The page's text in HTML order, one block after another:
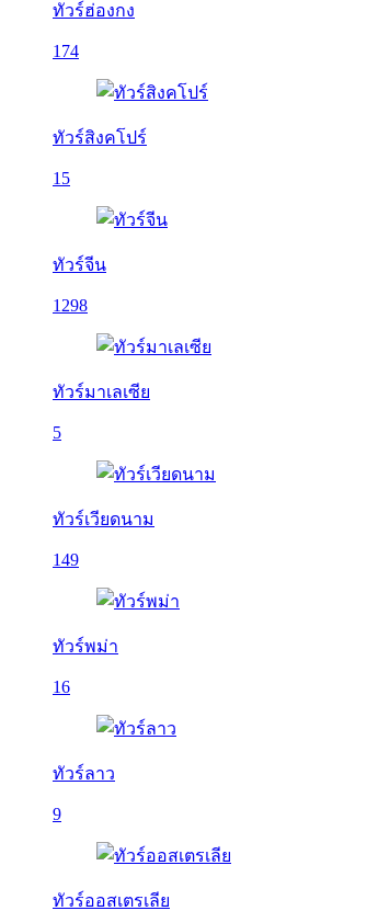
ทัวร์ฮ่องกง
174
ทัวร์สิงคโปร์
15
ทัวร์จีน
1298
ทัวร์มาเลเซีย
5
ทัวร์เวียดนาม
149
ทัวร์พม่า
16
ทัวร์ลาว
9
ทัวร์ออสเตรเลีย